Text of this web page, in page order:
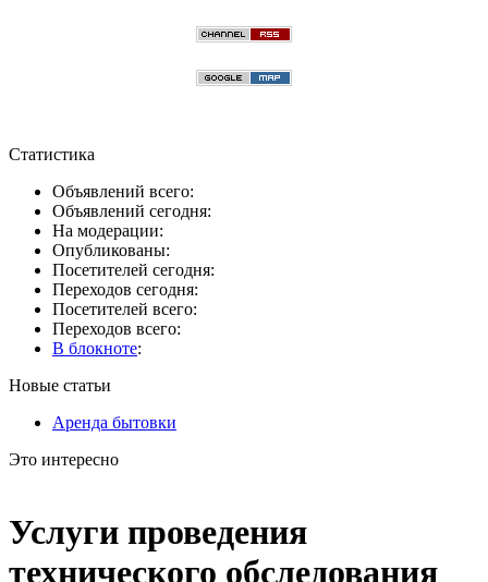
Статистика
Объявлений всего:
Объявлений сегодня:
На модерации:
Опубликованы:
Посетителей сегодня:
Переходов сегодня:
Посетителей всего:
Переходов всего:
В блокноте:
Новые статьи
Аренда бытовки
Это интересно
Услуги проведения
технического обследования